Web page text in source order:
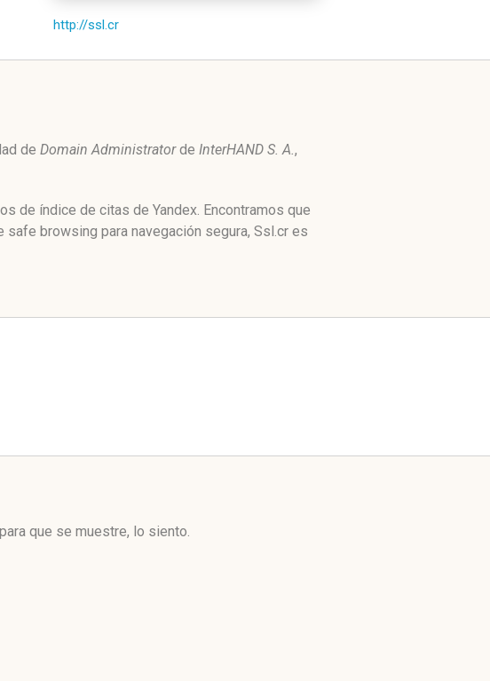
http://ssl.cr
de Domain Administratorde InterHAND S. A.,
de índice de citas de Yandex. Encontramos que
safe browsing para navegación segura, Ssl.cr es
que se muestre, lo siento.